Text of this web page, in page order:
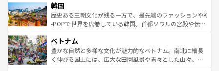
ワイを、存分に味わってほしい。 なお、新着のハワイ情報
はコンテンツ一覧を参照してほしい。
いる。アクティビティも充実しており、サーフィンやダイ
ビング、ハイキングなど、アウトドア好きにはたまらな
い。オーストラリアの多彩な魅力を存分に味わいつくそ
参照してほしい。
ン）、静ひつな山岳地帯である台湾東部など、都市の喧騒
と山間の静けさが共存しており、訪れる人に新しい発見と
驚きをもたらしてくれる。また、奥深い台湾の食文化も魅
容にもいいと評判のスイーツなど、バラエティ豊かな料理
が味わえる。 なお、新着の台湾情報は コンテンツ一覧を参
照してほしい。
韓国
歴史ある王朝文化が残る一方で、最先端のファッションやK
-POPで世界を席巻している韓国。首都ソウルの宮殿や伝統
き、地方に足を延ばせば四季折々の自然美を楽しむことが
できる。そして、キムチや焼肉、絶品のストリートフード
まで、さまざまな韓国料理が待っている。夜には、韓国な
ベトナム
豊かな自然と多様な文化が魅力的なベトナム。南北に細長
く伸びる国土には、広大な田園風景や青々とした山々、世